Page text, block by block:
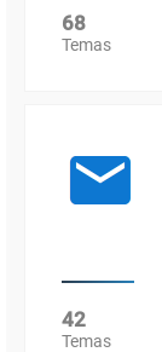
68
Temas
42
Temas